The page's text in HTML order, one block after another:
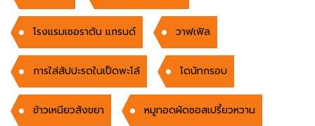
โรงแรมเชอราตัน แกรนด์ วาฟเฟิล
การใส่สัปปะรดในเป็ดพะโล้ โดนัทกรอบ
ข้าวเหนียวสังขยา หมูทอดผัดซอสเปรี้ยวหวาน